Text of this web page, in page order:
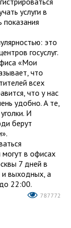
услуги в
это
госуслуг.
«Мои
что
всех
что у нас
удобно. А те,
И
берут
в офисах
7 дней в
выходных, а
22:00.
787772